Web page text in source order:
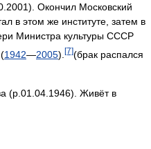
Окончил Московский
в этом же институте, затем в
Министра культуры СССР
1942—2005). [7](брак распался
(р.01.04.1946). Живёт в